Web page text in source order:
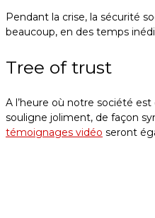
Pendant la crise, la sécurité
beaucoup, en des temps
Tree of trust
A l’heure où notre société
souligne joliment, de façon
témoignages vidéo seront